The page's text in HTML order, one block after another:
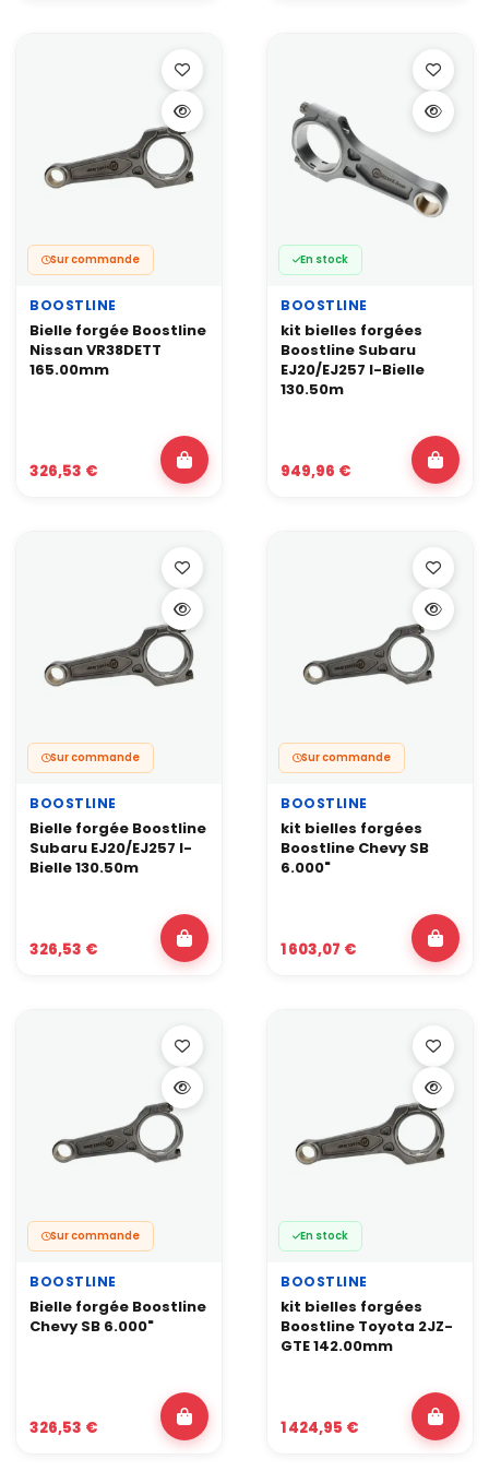
téléphone au 0322241010 ou via notre formulaire.
Sur commande
BOOSTLINE
Bielle forgée Boostline
Nissan VR38DETT
165.00mm
326,53 €
En stock
BOOSTLINE
kit bielles forgées
Boostline Subaru
EJ20/EJ257 I-Bielle
130.50m
949,96 €
Sur commande
BOOSTLINE
Bielle forgée Boostline
Subaru EJ20/EJ257 I-
Bielle 130.50m
326,53 €
Sur commande
BOOSTLINE
kit bielles forgées
Boostline Chevy SB
6.000"
1 603,07 €
Sur commande
BOOSTLINE
Bielle forgée Boostline
Chevy SB 6.000"
326,53 €
En stock
BOOSTLINE
kit bielles forgées
Boostline Toyota 2JZ-
GTE 142.00mm
1 424,95 €